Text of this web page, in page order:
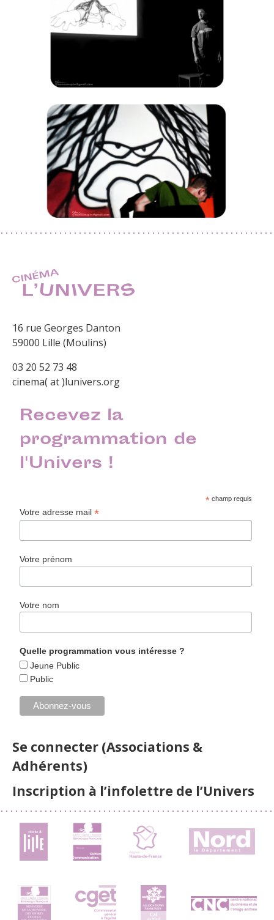
16 rue Georges Danton
59000 Lille (Moulins)
03 20 52 73 48
cinema( at )lunivers.org
Recevez la
programmation de
l'Univers !
* champ requis
Votre adresse mail*
Votre prénom
Votre nom
Quelle programmation vous intéresse ?
Jeune Public
Public
Se connecter (Associations &
Adhérents)
Inscription à l’infolettre de l’Univers